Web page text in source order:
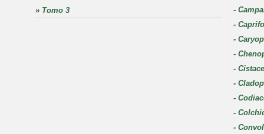
-
-
-
-
-
-
-
-
-
» Tomo 3